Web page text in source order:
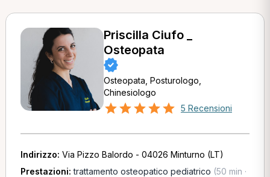
Priscilla Ciufo _
Osteopata
Osteopata, Posturologo,
Chinesiologo
5 Recensioni
Indirizzo: Via Pizzo Balordo - 04026 Minturno (LT)
Prestazioni:trattamento osteopatico pediatrico (50 min ·